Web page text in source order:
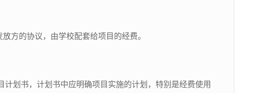
方的协议，由学校配套给项目的经费。
划书，计划书中应明确项目实施的计划，特别是经费使用